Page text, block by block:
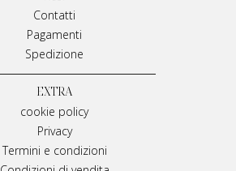
Contatti
Pagamenti
Spedizione
EXTRA
cookie policy
Privacy
Termini e condizioni